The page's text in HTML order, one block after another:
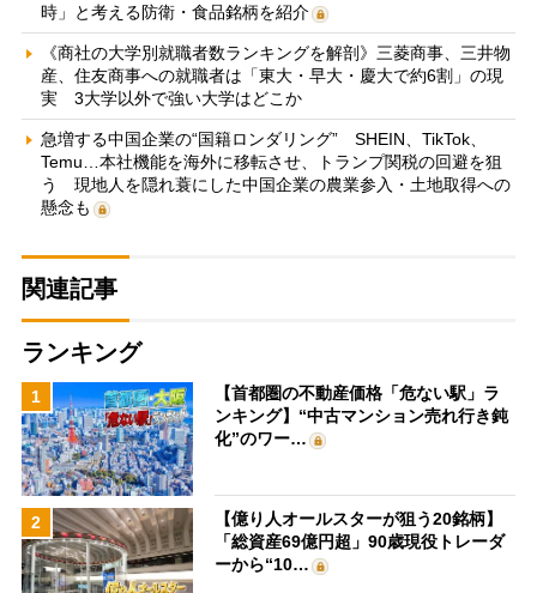
時」と考える防衛・食品銘柄を紹介
《商社の大学別就職者数ランキングを解剖》三菱商事、三井物
産、住友商事への就職者は「東大・早大・慶大で約6割」の現
実 3大学以外で強い大学はどこか
急増する中国企業の“国籍ロンダリング” SHEIN、TikTok、
Temu…本社機能を海外に移転させ、トランプ関税の回避を狙
う 現地人を隠れ蓑にした中国企業の農業参入・土地取得への
懸念も
関連記事
ランキング
1
【首都圏の不動産価格「危ない駅」ラ
ンキング】“中古マンション売れ行き鈍
化”のワー…
2
【億り人オールスターが狙う20銘柄】
「総資産69億円超」90歳現役トレーダ
ーから“10…